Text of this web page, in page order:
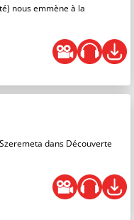
nous emmène à la
dans Découverte